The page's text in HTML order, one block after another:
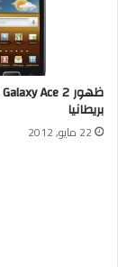
بريطانيا
22 مايو, 2012